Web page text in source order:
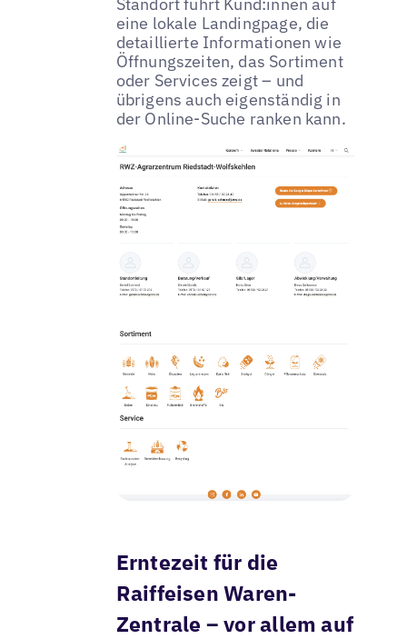
eine lokale Landingpage, die
detaillierte Informationen wie
Öffnungszeiten, das Sortiment
oder Services zeigt – und
übrigens auch eigenständig in
der Online-Suche ranken kann.
Erntezeit für die
Raiffeisen Waren-
Zentrale – vor allem auf